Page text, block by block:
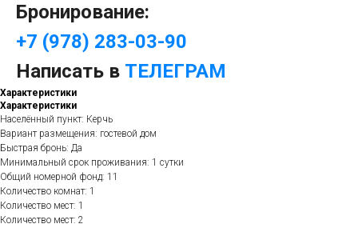
Бронирование:
+7 (978) 283-03-90
Написать в ТЕЛЕГРАМ
Характеристики
Характеристики
Населённый пункт: Керчь
Вариант размещения: гостевой дом
Быстрая бронь: Да
Минимальный срок проживания: 1 сутки
Общий номерной фонд: 11
Количество комнат: 1
Количество мест: 1
Количество мест: 2